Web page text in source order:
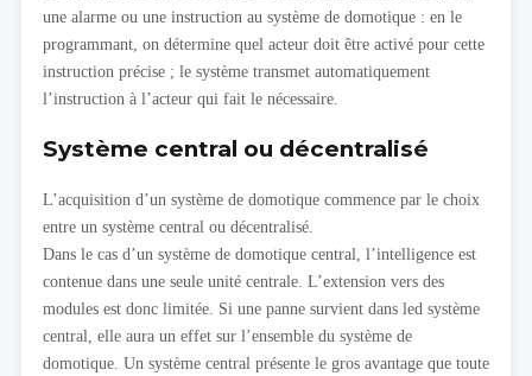
une alarme ou une instruction au système de domotique : en le
programmant, on détermine quel acteur doit être activé pour cette
instruction précise ; le système transmet automatiquement
l’instruction à l’acteur qui fait le nécessaire.
Système central ou décentralisé
L’acquisition d’un système de domotique commence par le choix
entre un système central ou décentralisé.
Dans le cas d’un système de domotique central, l’intelligence est
contenue dans une seule unité centrale. L’extension vers des
modules est donc limitée. Si une panne survient dans led système
central, elle aura un effet sur l’ensemble du système de
domotique. Un système central présente le gros avantage que toute